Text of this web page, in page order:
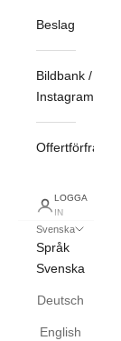
Beslag
Bildbank /
Instagram
Offertförfrågan
LOGGA
IN
Svenska
Språk
Svenska
Deutsch
English